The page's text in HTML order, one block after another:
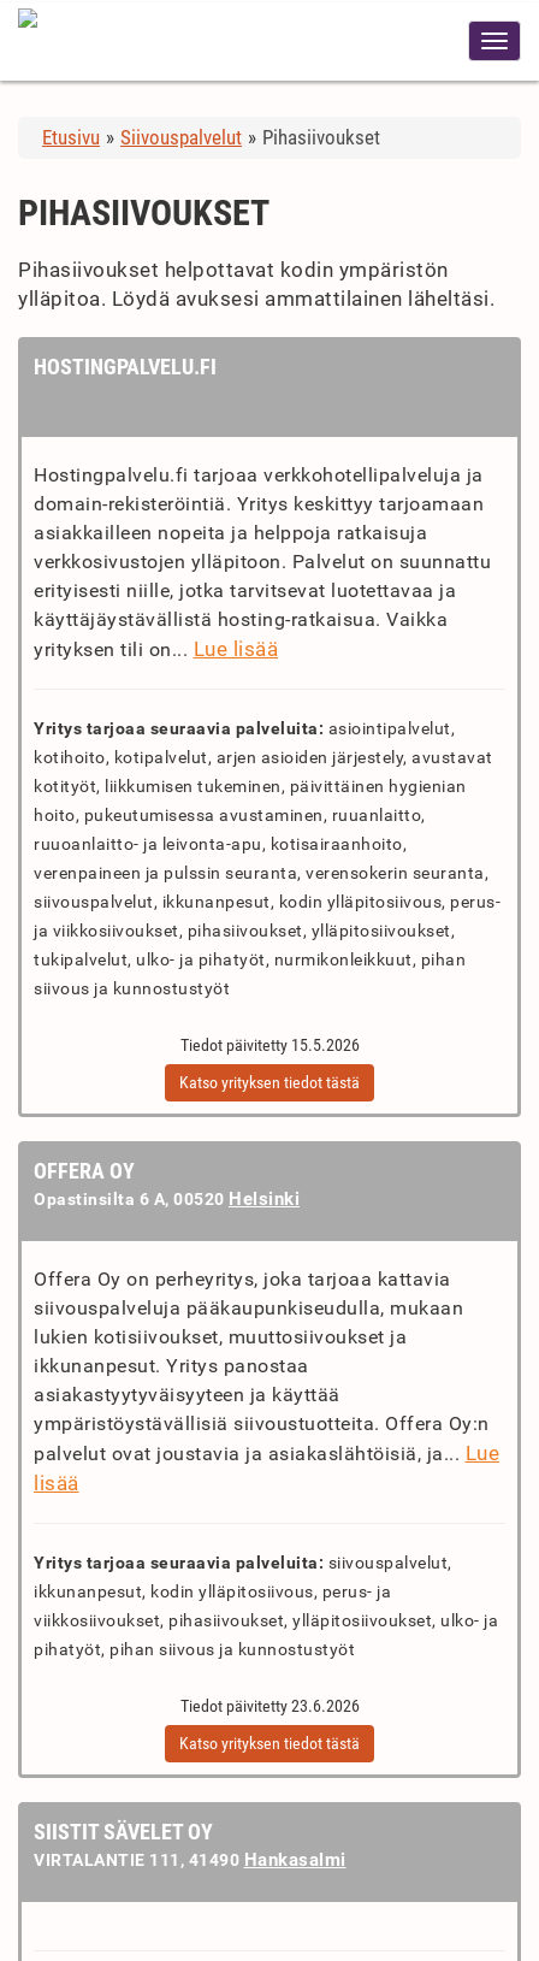
Etusivu » Siivouspalvelut » Pihasiivoukset
PIHASIIVOUKSET
Pihasiivoukset helpottavat kodin ympäristön
ylläpitoa. Löydä avuksesi ammattilainen läheltäsi.
HOSTINGPALVELU.FI
Hostingpalvelu.fi tarjoaa verkkohotellipalveluja ja
domain-rekisteröintiä. Yritys keskittyy tarjoamaan
asiakkailleen nopeita ja helppoja ratkaisuja
verkkosivustojen ylläpitoon. Palvelut on suunnattu
erityisesti niille, jotka tarvitsevat luotettavaa ja
käyttäjäystävällistä hosting-ratkaisua. Vaikka
yrityksen tili on... Lue lisää
Yritys tarjoaa seuraavia palveluita: asiointipalvelut,
kotihoito, kotipalvelut, arjen asioiden järjestely, avustavat
kotityöt, liikkumisen tukeminen, päivittäinen hygienian
hoito, pukeutumisessa avustaminen, ruuanlaitto,
ruuoanlaitto- ja leivonta-apu, kotisairaanhoito,
verenpaineen ja pulssin seuranta, verensokerin seuranta,
siivouspalvelut, ikkunanpesut, kodin ylläpitosiivous, perus-
ja viikkosiivoukset, pihasiivoukset, ylläpitosiivoukset,
tukipalvelut, ulko- ja pihatyöt, nurmikonleikkuut, pihan
siivous ja kunnostustyöt
Tiedot päivitetty 15.5.2026
Katso yrityksen tiedot tästä
OFFERA OY
Opastinsilta 6 A, 00520 Helsinki
Offera Oy on perheyritys, joka tarjoaa kattavia
siivouspalveluja pääkaupunkiseudulla, mukaan
lukien kotisiivoukset, muuttosiivoukset ja
ikkunanpesut. Yritys panostaa
asiakastyytyväisyyteen ja käyttää
ympäristöystävällisiä siivoustuotteita. Offera Oy:n
palvelut ovat joustavia ja asiakaslähtöisiä, ja... Lue
lisää
Yritys tarjoaa seuraavia palveluita: siivouspalvelut,
ikkunanpesut, kodin ylläpitosiivous, perus- ja
viikkosiivoukset, pihasiivoukset, ylläpitosiivoukset, ulko- ja
pihatyöt, pihan siivous ja kunnostustyöt
Tiedot päivitetty 23.6.2026
Katso yrityksen tiedot tästä
SIISTIT SÄVELET OY
VIRTALANTIE 111, 41490 Hankasalmi